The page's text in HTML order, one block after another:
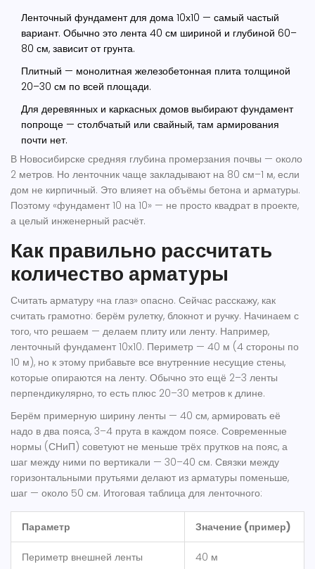
Ленточный фундамент для дома 10х10 — самый частый
вариант. Обычно это лента 40 см шириной и глубиной 60–
80 см, зависит от грунта.
Плитный — монолитная железобетонная плита толщиной
20–30 см по всей площади.
Для деревянных и каркасных домов выбирают фундамент
попроще — столбчатый или свайный, там армирования
почти нет.
В Новосибирске средняя глубина промерзания почвы — около
2 метров. Но ленточник чаще закладывают на 80 см–1 м, если
дом не кирпичный. Это влияет на объёмы бетона и арматуры.
Поэтому «фундамент 10 на 10» — не просто квадрат в проекте,
а целый инженерный расчёт.
Как правильно рассчитать
количество арматуры
Считать арматуру «на глаз» опасно. Сейчас расскажу, как
считать грамотно: берём рулетку, блокнот и ручку. Начинаем с
того, что решаем — делаем плиту или ленту. Например,
ленточный фундамент 10х10. Периметр — 40 м (4 стороны по
10 м), но к этому прибавьте все внутренние несущие стены,
которые опираются на ленту. Обычно это ещё 2–3 ленты
перпендикулярно, то есть плюс 20–30 метров к длине.
Берём примерную ширину ленты — 40 см, армировать её
надо в два пояса, 3–4 прута в каждом поясе. Современные
нормы (СНиП) советуют не меньше трёх прутков на пояс, а
шаг между ними по вертикали — 30–40 см. Связки между
горизонтальными прутьями делают из арматуры поменьше,
шаг — около 50 см. Итоговая таблица для ленточного:
Параметр Значение (пример)
Периметр внешней ленты 40 м